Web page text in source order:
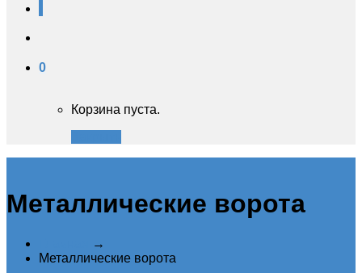
0
Корзина пуста.
Металлические ворота
→
Металлические ворота